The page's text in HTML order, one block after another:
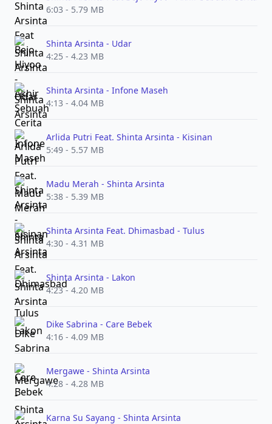
6:03 - 5.79 MB
Shinta Arsinta - Udar
4:25 - 4.23 MB
Shinta Arsinta - Infone Maseh
4:13 - 4.04 MB
Arlida Putri Feat. Shinta Arsinta - Kisinan
5:49 - 5.57 MB
Madu Merah - Shinta Arsinta
5:38 - 5.39 MB
Shinta Arsinta Feat. Dhimasbad - Tulus
4:30 - 4.31 MB
Shinta Arsinta - Lakon
4:23 - 4.20 MB
Dike Sabrina - Care Bebek
4:16 - 4.09 MB
Mergawe - Shinta Arsinta
4:28 - 4.28 MB
Karna Su Sayang - Shinta Arsinta